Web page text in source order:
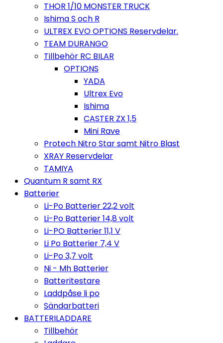
THOR 1/10 MONSTER TRUCK
Ishima S och R
ULTREX EVO OPTIONS Reservdelar.
TEAM DURANGO
Tillbehör RC BILAR
OPTIONS
YADA
Ultrex Evo
Ishima
CASTER ZX 1,5
Mini Rave
Protech Nitro Star samt Nitro Blast
XRAY Reservdelar
TAMIYA
Quantum R samt RX
Batterier
Li-Po Batterier 22,2 volt
Li-Po Batterier 14,8 volt
Li-PO Batterier 11,1 V
Li Po Batterier 7,4 V
Li-Po 3,7 volt
Ni - Mh Batterier
Batteritestare
Laddpåse li po
Sändarbatteri
BATTERILADDARE
Tillbehör